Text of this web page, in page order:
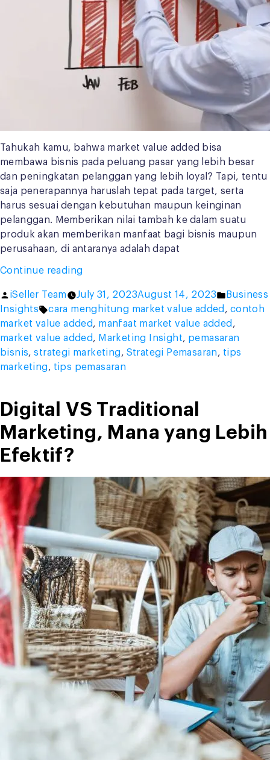
Tahukah kamu, bahwa market value added bisa
membawa bisnis pada peluang pasar yang lebih besar
dan peningkatan pelanggan yang lebih loyal? Tapi, tentu
saja penerapannya haruslah tepat pada target, serta
harus sesuai dengan kebutuhan maupun keinginan
pelanggan. Memberikan nilai tambah ke dalam suatu
produk akan memberikan manfaat bagi bisnis maupun
perusahaan, di antaranya adalah dapat
Continue reading“Kenali
dan
Cara
Menghitung
Market
Value
Added
Tepat”
Posted
by
iSeller Team July 31, 2023August 14, 2023
Posted
in
Business
Insights
Tags:
cara menghitung market value added , contoh
market value added, manfaat market value added ,
market value added, Marketing Insight, pemasaran
bisnis,strategi marketing, Strategi Pemasaran, tips
marketing, tips pemasaran
Digital VS Traditional
Marketing, Mana yang Lebih
Efektif?